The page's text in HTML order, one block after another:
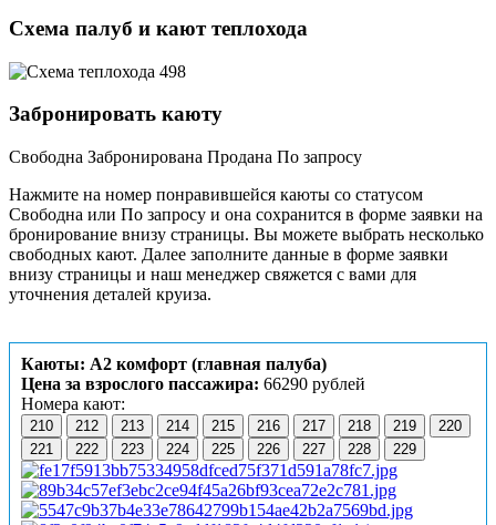
Схема палуб и кают теплохода
Забронировать каюту
Свободна Забронирована Продана По запросу
Нажмите на номер понравившейся каюты со статусом
Свободна или По запросу и она сохранится в форме заявки на
бронирование внизу страницы. Вы можете выбрать несколько
свободных кают. Далее заполните данные в форме заявки
внизу страницы и наш менеджер свяжется с вами для
уточнения деталей круиза.
Каюты: А2 комфорт (главная палуба)
Цена за взрослого пассажира: 66290 рублей
Номера кают:
210 212 213 214 215 216 217 218 219
220
221
222 223 224 225 226 227 228 229